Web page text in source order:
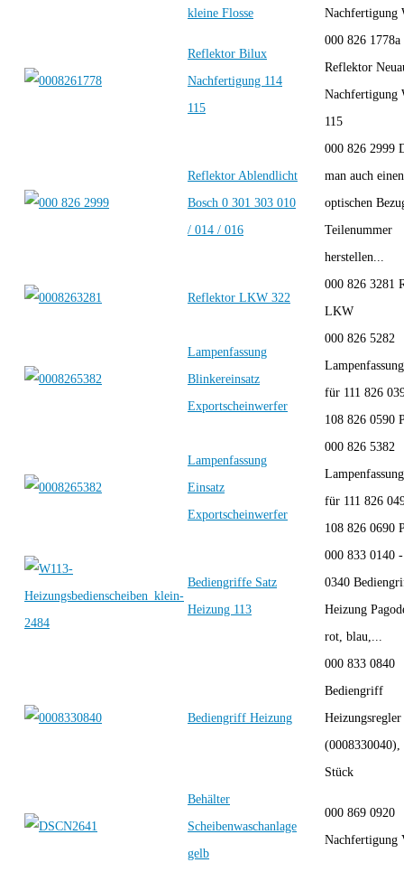
kleine Flosse
Reflektor Bilux
Nachfertigung 114
115
000 826 1778a
Reflektor
Nachfertigung
115
Reflektor Ablendlicht
Bosch 0 301 303 010
/ 014 / 016
000 826 2999
man auch einen
optischen
Teilenummer
herstellen...
Reflektor LKW 322
000 826 3281
LKW
Lampenfassung
Blinkereinsatz
Exportscheinwerfer
000 826 5282
für 111 826
108 826 0590
Lampenfassung
Einsatz
Exportscheinwerfer
000 826 5382
für 111 826
108 826 0690
Bediengriffe Satz
Heizung 113
000 833 0140
0340
Heizung
rot, blau,...
Bediengriff Heizung
000 833 0840
Bediengriff
Heizungsregler
(0008330040),
Stück
Behälter
Scheibenwaschanlage
gelb
000 869 0920
Nachfertigung